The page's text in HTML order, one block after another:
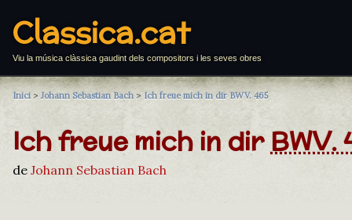
Classica.cat
Viu la música clàssica gaudint dels compositors i les seves obres
Inici > Johann Sebastian Bach > Ich freue mich in dir BWV. 465
Ich freue mich in dir BWV.
de Johann Sebastian Bach